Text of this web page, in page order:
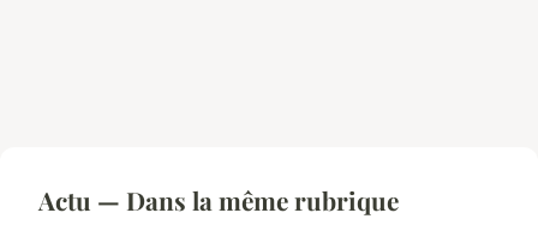
Actu — Dans la même rubrique